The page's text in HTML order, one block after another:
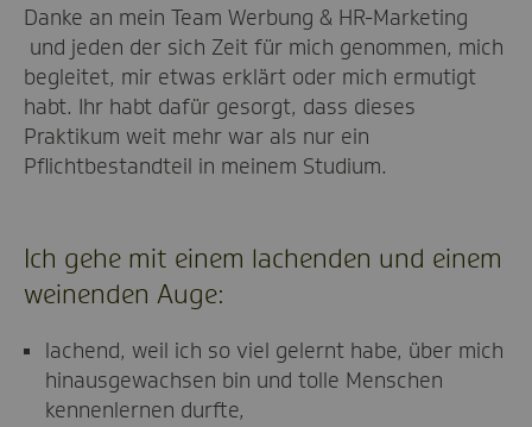
Danke an mein Team Werbung & HR-Marketing
und jeden der sich Zeit für mich genommen, mich
begleitet, mir etwas erklärt oder mich ermutigt
habt. Ihr habt dafür gesorgt, dass dieses
Praktikum weit mehr war als nur ein
Pflichtbestandteil in meinem Studium.
Ich gehe mit einem lachenden und einem
weinenden Auge:
lachend, weil ich so viel gelernt habe, über mich
hinausgewachsen bin und tolle Menschen
kennenlernen durfte,